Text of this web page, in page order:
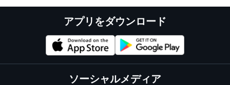
アプリをダウンロード
ソーシャルメディア